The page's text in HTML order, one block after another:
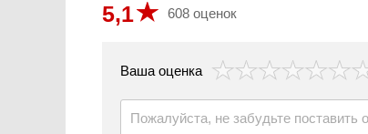
5,1 608 оценок
Ваша оценка